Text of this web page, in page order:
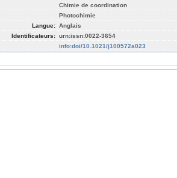
Chimie de coordination
Photochimie
Langue: Anglais
Identificateurs: urn:issn:0022-3654
info:doi/10.1021/j100572a023